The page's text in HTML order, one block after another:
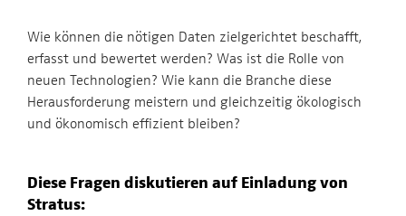
Wie können die nötigen Daten zielgerichtet beschafft,
erfasst und bewertet werden? Was ist die Rolle von
neuen Technologien? Wie kann die Branche diese
Herausforderung meistern und gleichzeitig ökologisch
und ökonomisch effizient bleiben?
Diese Fragen diskutieren auf Einladung von
Stratus: